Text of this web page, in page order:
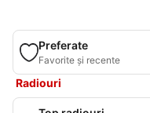
Preferate
Favorite și recente
Radiouri